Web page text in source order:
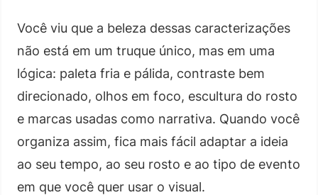
Você viu que a beleza dessas caracterizações
não está em um truque único, mas em uma
lógica: paleta fria e pálida, contraste bem
direcionado, olhos em foco, escultura do rosto
e marcas usadas como narrativa. Quando você
organiza assim, fica mais fácil adaptar a ideia
ao seu tempo, ao seu rosto e ao tipo de evento
em que você quer usar o visual.